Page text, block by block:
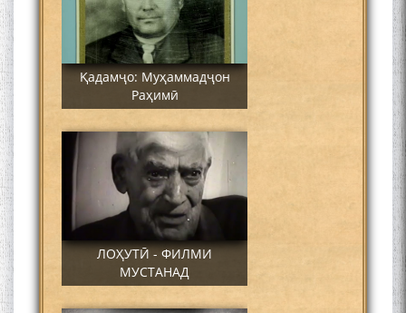
Қадамҷо: Муҳаммадҷон
Раҳимӣ
ЛОҲУТӢ - ФИЛМИ
МУСТАНАД